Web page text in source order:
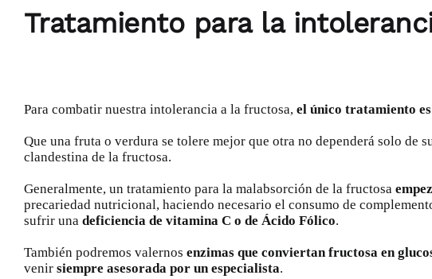
Tratamiento para la
Para combatir nuestra intolerancia a la fructosa, el único tratamiento
Que una fruta o verdura se tolere mejor que otra no dependerá solo de
clandestina de la fructosa.
Generalmente, un tratamiento para la malabsorción de la fructosa
precariedad nutricional, haciendo necesario el consumo de
sufrir una deficiencia de vitamina C o de Ácido Fólico.
También podremos valernos enzimas que conviertan fructosa en
venir siempre asesorada por un especialista.